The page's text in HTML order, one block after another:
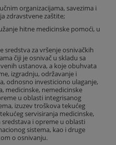
organizacijama, savezima i
zdravstvene zaštite;
hitne medicinske pomoći, u
za vršenje osnivačkih
čiji je osnivač u skladu sa
ustanova, a koje obuhvata
izgradnju, održavanje i
odnosno investiciono ulaganje,
medicinske, nemedicinske
u oblasti integrisanog
izuzev troškova tekućeg
servisiranja medicinske,
i opreme u oblasti
sistema, kao i druge
o osnivanju.